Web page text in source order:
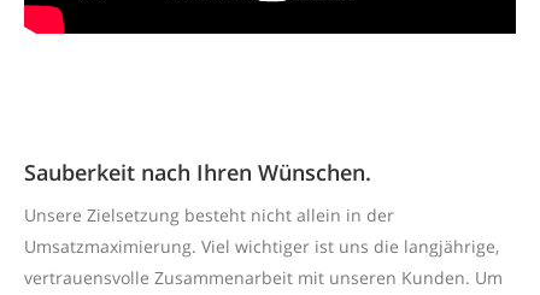
Sauberkeit nach Ihren Wünschen.
Unsere Zielsetzung besteht nicht allein in der
Umsatzmaximierung. Viel wichtiger ist uns die langjährige,
vertrauensvolle Zusammenarbeit mit unseren Kunden. Um